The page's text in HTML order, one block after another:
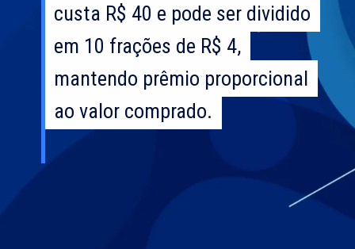
custa R$ 40 e pode ser dividido
em 10 frações de R$ 4,
mantendo prêmio proporcional
ao valor comprado.
custa R$ 40 e pode ser dividido
em 10 frações de R$ 4,
mantendo prêmio proporcional
ao valor comprado.